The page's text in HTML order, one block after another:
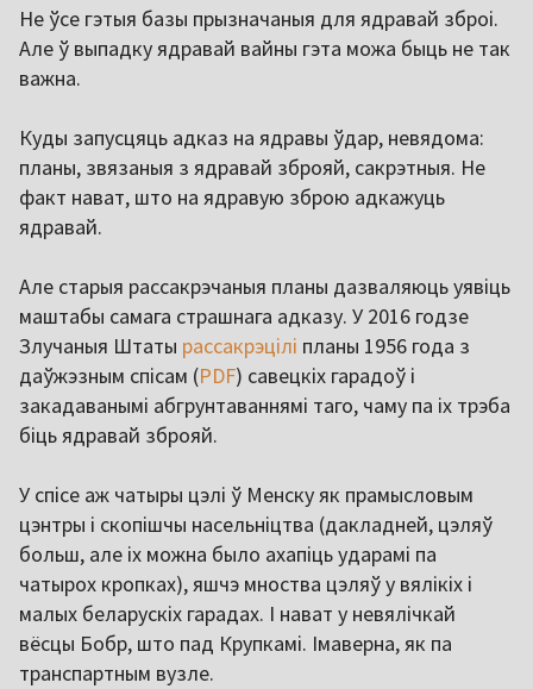
Не ўсе гэтыя базы прызначаныя для ядравай зброі.
Але ў выпадку ядравай вайны гэта можа быць не так
важна.
Куды запусцяць адказ на ядравы ўдар, невядома:
планы, звязаныя з ядравай зброяй, сакрэтныя. Не
факт нават, што на ядравую зброю адкажуць
ядравай.
Але старыя рассакрэчаныя планы дазваляюць уявіць
маштабы самага страшнага адказу. У 2016 годзе
Злучаныя Штаты рассакрэцілі планы 1956 года з
даўжэзным спісам (PDF) савецкіх гарадоў і
закадаванымі абгрунтаваннямі таго, чаму па іх трэба
біць ядравай зброяй.
У спісе аж чатыры цэлі ў Менску як прамысловым
цэнтры і скопішчы насельніцтва (дакладней, цэляў
больш, але іх можна было ахапіць ударамі па
чатырох кропках), яшчэ мноства цэляў у вялікіх і
малых беларускіх гарадах. І нават у невялічкай
вёсцы Бобр, што пад Крупкамі. Імаверна, як па
транспартным вузле.